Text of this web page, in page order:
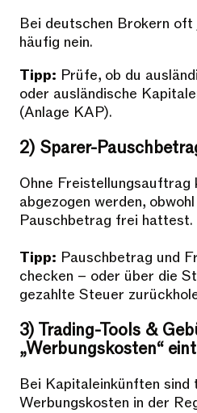
Bei deutschen Brokern oft
häufig nein.
Tipp: Prüfe, ob du
oder ausländische
(Anlage KAP).
2) Sparer-
Ohne Freistellungsauftrag
abgezogen werden,
Pauschbetrag frei hattest.
Tipp: Pauschbetrag und
checken – oder über die
gezahlte Steuer
3) Trading-Tools &
„Werbungskosten“
Bei Kapitaleinkünften sind
Werbungskosten in der